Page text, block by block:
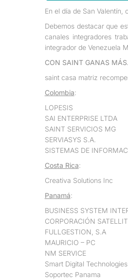
En el día de San
Debemos destacar que
canales integradores
integrador de Venezuela
CON SAINT GANAS MÁS.
saint casa matriz
Colombia:
LOPESIS
SAI ENTERPRISE LTDA
SAINT SERVICIOS MG
SERVIASYS S.A.
SISTEMAS DE
Costa Rica:
Creativa
Panamá:
BUSINESS SYSTEM
CORPORACIÓN
FULLGESTION, S.A
MAURICIO – PC
NM SERVICE
Smart Digital Technologies
Soportec Panama